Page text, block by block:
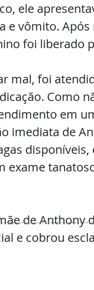
ele
e vômito.
foi liberado
mal, foi
Como
em
imediata de
exame
de Anthony
e cobrou